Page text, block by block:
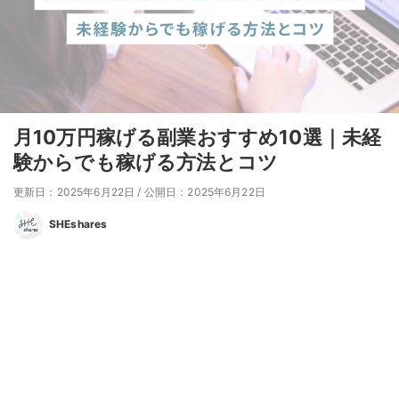
月10万円稼げる副業おすすめ10選｜未経
験からでも稼げる方法とコツ
更新日：2025年6月22日 / 公開日：2025年6月22日
SHEshares